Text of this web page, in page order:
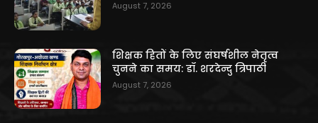
August 7, 2026
शिक्षक हितों के लिए संघर्षशील नेतृत्व
चुनने का समय: डॉ. शरदेन्दु त्रिपाठी
August 7, 2026